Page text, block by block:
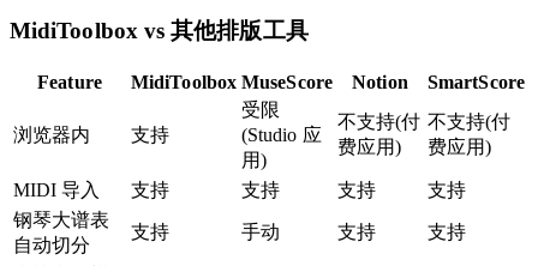
MidiToolbox vs 其他排版工具
Feature MidiToolbox MuseScore Notion SmartScore
浏览器内 支持
受限
(Studio 应
用)
不支持(付
费应用)
不支持(付
费应用)
MIDI 导入 支持 支持 支持
支持
钢琴大谱表
自动切分
支持 手动 支持 支持